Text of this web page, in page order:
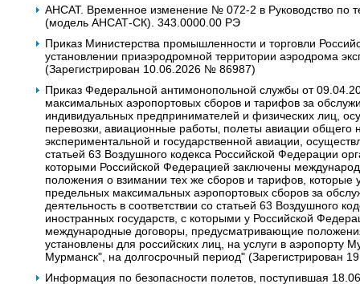
АНСАТ. Временное изменение № 072-2 в Руководство по
(модель АНСАТ-СК). 343.0000.00 РЭ
Приказ Министерства промышленности и торговли
установлении приаэродромной территории аэродрома
(Зарегистрирован 10.06.2026 № 86987)
Приказ Федеральной антимонопольной службы от
максимальных аэропортовых сборов и тарифов за
индивидуальных предпринимателей и физических лиц,
перевозки‚ авиационные работы‚ полеты авиации общего
экспериментальной и государственной авиации,
статьей 63 Воздушного кодекса Российской Федерации
которыми Российской Федерацией заключены
положения о взимании тех же сборов и тарифов, которые
предельных максимальных аэропортовых сборов за
деятельность в соответствии со статьей 63 Воздушного
иностранных государств, с которыми у Российской
международные договоры, предусматривающие
установлены для российских лиц, на услуги в аэропорту
Мурманск", на долгосрочный период" (Зарегистрирован
Информация по безопасности полетов, поступившая